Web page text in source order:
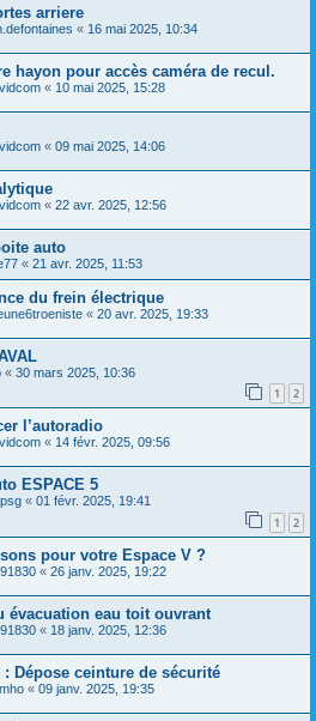
arriere
« 16 mai 2025, 10:34
hayon pour accès caméra de recul.
« 10 mai 2025, 15:28
« 09 mai 2025, 14:06
« 22 avr. 2025, 12:56
auto
« 21 avr. 2025, 11:53
du frein électrique
« 20 avr. 2025, 19:33
« 30 mars 2025, 10:36
1 2
l’autoradio
« 14 févr. 2025, 09:56
ESPACE 5
« 01 févr. 2025, 19:41
1 2
pour votre Espace V ?
« 26 janv. 2025, 19:22
évacuation eau toit ouvrant
« 18 janv. 2025, 12:36
: Dépose ceinture de sécurité
« 09 janv. 2025, 19:35